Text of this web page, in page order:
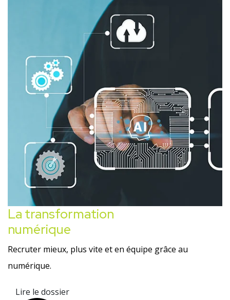
La transformation
numérique
Recruter mieux, plus vite et en équipe grâce au
numérique.
Lire le dossier